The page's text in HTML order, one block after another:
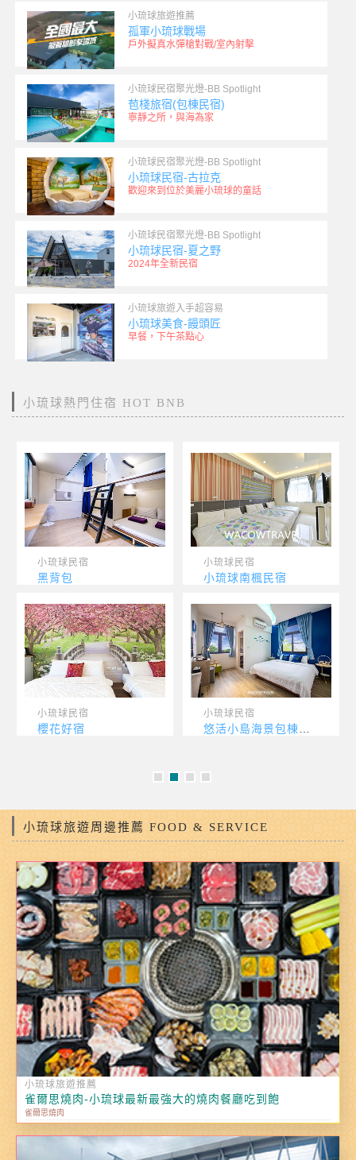
小琉球旅遊推薦
孤軍小琉球戰場
戶外擬真水彈槍對戰/室內射擊
小琉球民宿聚光燈-BB Spotlight
苞棧旅宿(包棟民宿)
寧靜之所，與海為家
小琉球民宿聚光燈-BB Spotlight
小琉球民宿-古拉克
歡迎來到位於美麗小琉球的童話
小琉球民宿聚光燈-BB Spotlight
小琉球民宿-夏之野
2024年全新民宿
小琉球旅遊入手超容易
小琉球美食-饅頭匠
早餐，下午茶點心
小琉球熱門住宿 HOT BNB
小琉球民宿
黑背包
小琉球民宿
櫻花好宿
小琉球民宿
小琉球南楓民宿
小琉球民宿
悠活小島海景包棟民宿
小琉球旅遊周邊推薦 FOOD & SERVICE
小琉球旅遊推薦
雀爾思燒肉-小琉球最新最強大的燒肉餐廳吃到飽
雀爾思燒肉